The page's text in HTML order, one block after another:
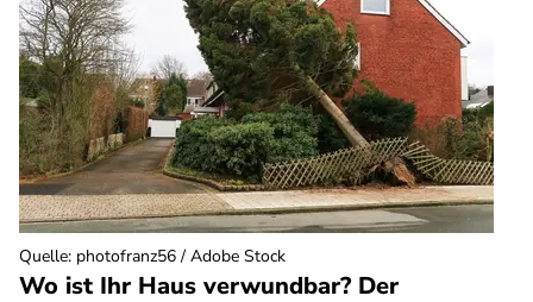
Wo ist Ihr Haus verwundbar? Der
Quelle: photofranz56 / Adobe Stock